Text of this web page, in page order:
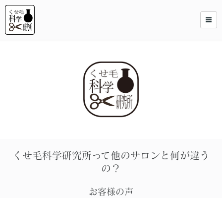
くせ毛科学研究所って他のサロンと何が違う
の？
お客様の声